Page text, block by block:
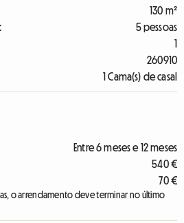
130 m²
5 pessoas
1
260910
1 Cama(s) de casal
Entre 6 meses e 12 meses
540 €
70 €
o arrendamento deve terminar no último